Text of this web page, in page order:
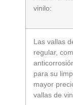
vinilo:
Las vallas
regular,
para su
mayor
vallas de